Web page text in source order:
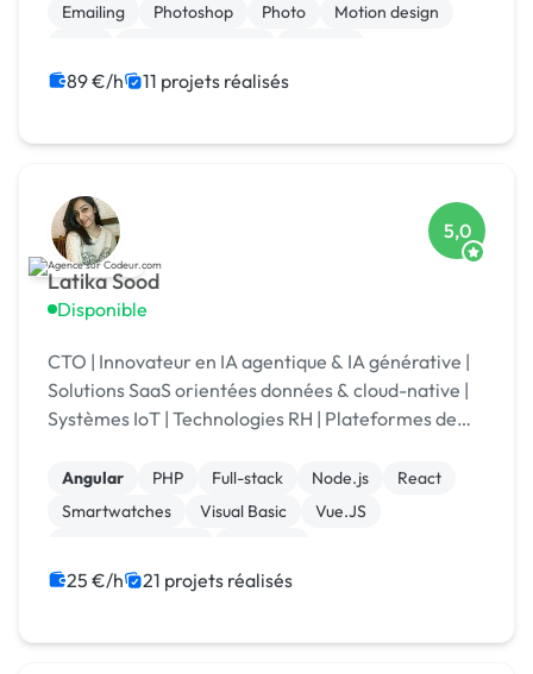
Emailing
Photoshop Photo
Motion design
89 €/h 11 projets réalisés
Latika Sood
Disponible
5,0
CTO | Innovateur en IA agentique & IA générative |
Solutions SaaS orientées données & cloud-native |
Systèmes IoT | Technologies RH | Plateformes de
Angular PHP Full-stack Node.js
React
Smartwatches
Visual Basic
Vue.JS
25 €/h 21 projets réalisés